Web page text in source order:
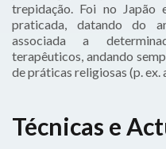
trepidação. Foi no Japão
praticada, datando do
associada a
terapêuticos, andando
de práticas religiosas (p. ex.
Técnicas e